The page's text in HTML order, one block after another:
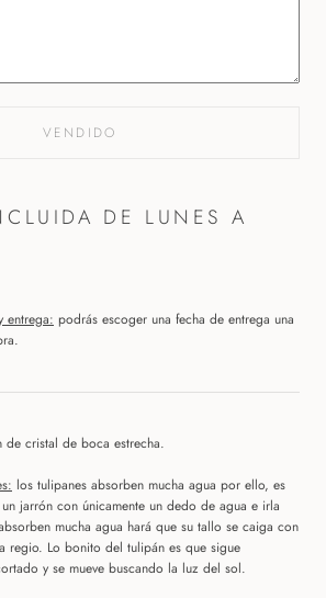
VENDIDO
DE LUNES A
entrega: podrás escoger una fecha de entrega una
de cristal de boca estrecha.
los tulipanes absorben mucha agua por ello, es
jarrón con únicamente un dedo de agua e irla
mucha agua hará que su tallo se caiga con
regio. Lo bonito del tulipán es que sigue
y se mueve buscando la luz del sol.